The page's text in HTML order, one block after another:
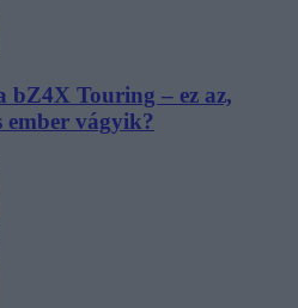
bZ4X Touring – ez az,
ember vágyik?